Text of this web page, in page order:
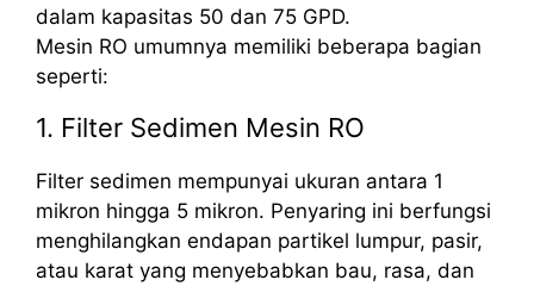
dalam kapasitas 50 dan 75 GPD.
Mesin RO umumnya memiliki beberapa bagian
seperti:
1. Filter Sedimen Mesin RO
Filter sedimen mempunyai ukuran antara 1
mikron hingga 5 mikron. Penyaring ini berfungsi
menghilangkan endapan partikel lumpur, pasir,
atau karat yang menyebabkan bau, rasa, dan